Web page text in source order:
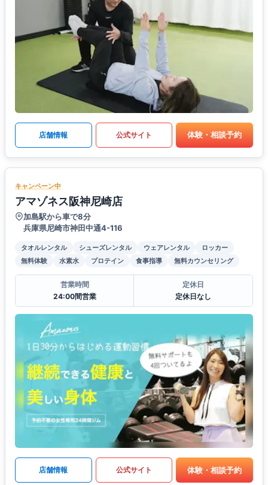
店舗情報 公式サイト 体験・相談予約
キャンペーン中
アマゾネス阪神尼崎店
加島駅から車で8分
兵庫県尼崎市神田中通4-116
タオルレンタル シューズレンタル ウェアレンタル
ロッカー
無料体験
水素水 プロテイン 食事指導 無料カウンセリング
営業時間
24:00間営業
定休日
定休日なし
店舗情報 公式サイト 体験・相談予約